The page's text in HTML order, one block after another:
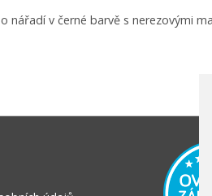
nářadí v černé barvě s nerezovými